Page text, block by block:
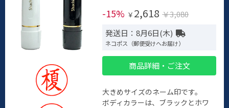
-15% ￥ 2,618 ￥3,080
発送日：8月6日(木)
ネコポス（郵便受けへお届け）
商品詳細・ご注文
大きめサイズのネーム印です。
ボディカラーは、ブラックとホワ